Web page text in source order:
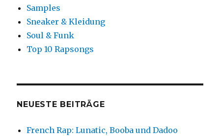
Samples
Sneaker & Kleidung
Soul & Funk
Top 10 Rapsongs
NEUESTE BEITRÄGE
French Rap: Lunatic, Booba und Dadoo